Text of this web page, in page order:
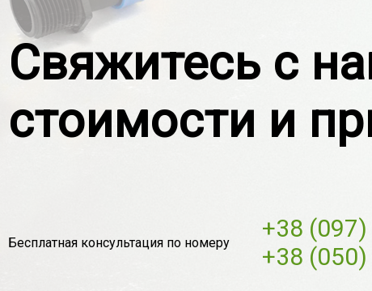
Свяжитесь с
стоимости и
Бесплатная консультация по номеру
+38
+38